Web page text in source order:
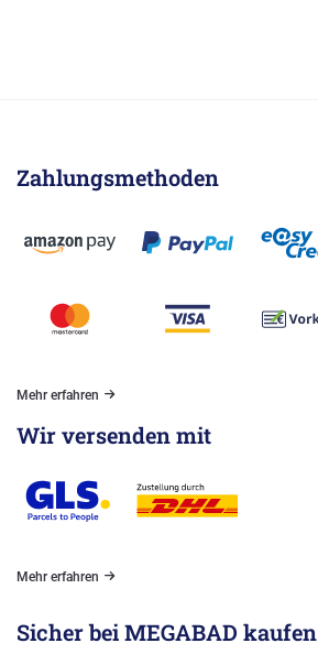
Zahlungsmethoden
Mehr erfahren
Wir versenden mit
Mehr erfahren
Sicher bei MEGABAD kaufen